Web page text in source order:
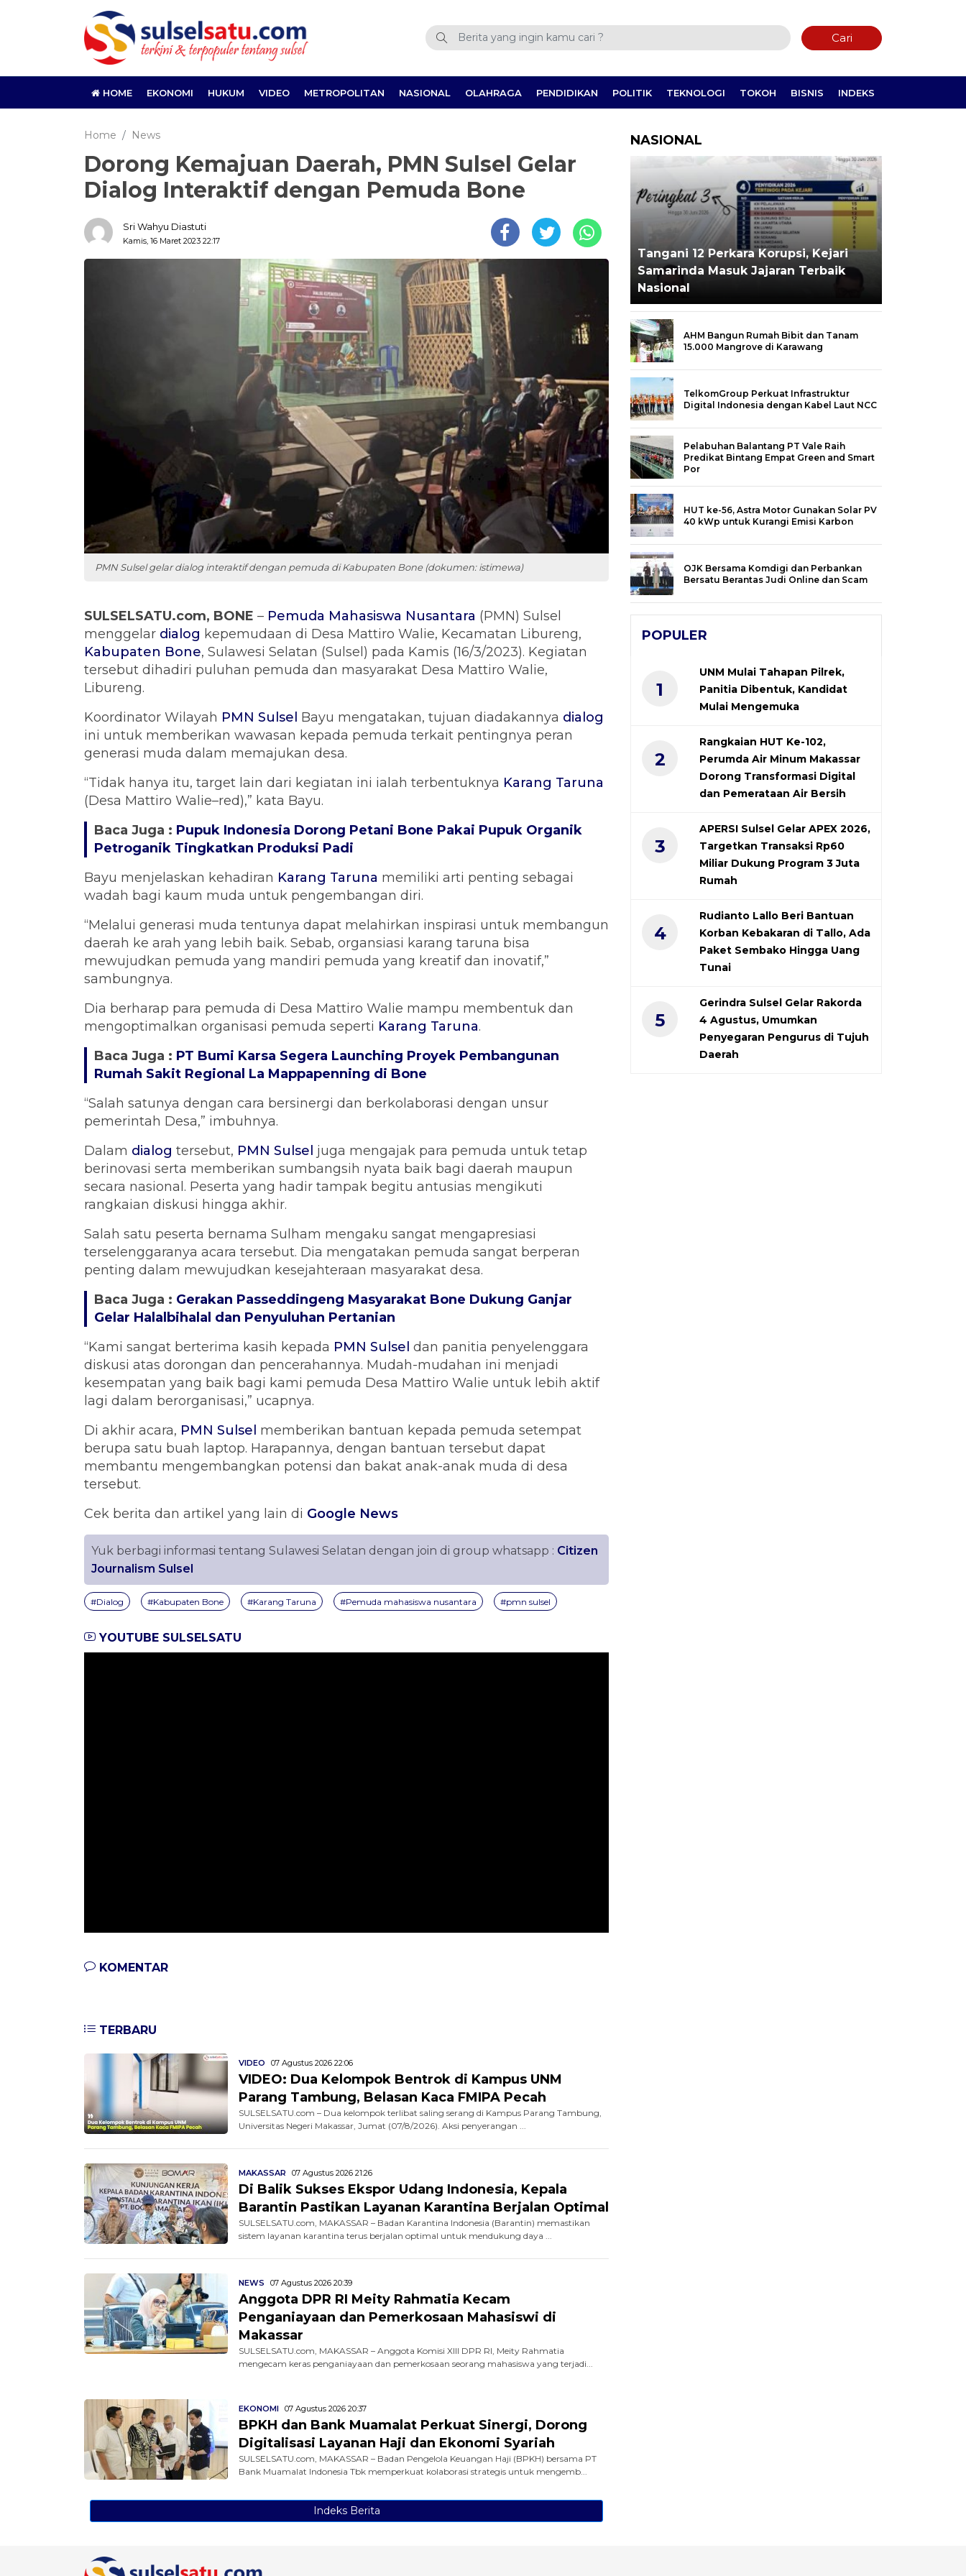
Cari
HOME EKONOMI HUKUM VIDEO METROPOLITAN NASIONAL OLAHRAGA PENDIDIKAN POLITIK TEKNOLOGI TOKOH BISNIS INDEKS
Home News
Dorong Kemajuan Daerah, PMN Sulsel Gelar
Dialog Interaktif dengan Pemuda Bone
Sri Wahyu Diastuti
Kamis, 16 Maret 2023 22:17
PMN Sulsel gelar dialog interaktif dengan pemuda di Kabupaten Bone (dokumen: istimewa)
SULSELSATU.com, BONE – Pemuda Mahasiswa Nusantara (PMN) Sulsel
menggelar dialog kepemudaan di Desa Mattiro Walie, Kecamatan Libureng,
Kabupaten Bone, Sulawesi Selatan (Sulsel) pada Kamis (16/3/2023). Kegiatan
tersebut dihadiri puluhan pemuda dan masyarakat Desa Mattiro Walie,
Libureng.
Koordinator Wilayah PMN Sulsel Bayu mengatakan, tujuan diadakannya dialog
ini untuk memberikan wawasan kepada pemuda terkait pentingnya peran
generasi muda dalam memajukan desa.
“Tidak hanya itu, target lain dari kegiatan ini ialah terbentuknya Karang Taruna
(Desa Mattiro Walie–red),” kata Bayu.
Baca Juga : Pupuk Indonesia Dorong Petani Bone Pakai Pupuk Organik
Petroganik Tingkatkan Produksi Padi
Bayu menjelaskan kehadiran Karang Taruna memiliki arti penting sebagai
wadah bagi kaum muda untuk pengembangan diri.
“Melalui generasi muda tentunya dapat melahirkan inspirasi untuk membangun
daerah ke arah yang lebih baik. Sebab, organsiasi karang taruna bisa
mewujudkan pemuda yang mandiri pemuda yang kreatif dan inovatif,”
sambungnya.
Dia berharap para pemuda di Desa Mattiro Walie mampu membentuk dan
mengoptimalkan organisasi pemuda seperti Karang Taruna.
Baca Juga : PT Bumi Karsa Segera Launching Proyek Pembangunan
Rumah Sakit Regional La Mappapenning di Bone
“Salah satunya dengan cara bersinergi dan berkolaborasi dengan unsur
pemerintah Desa,” imbuhnya.
Dalam dialog tersebut, PMN Sulsel juga mengajak para pemuda untuk tetap
berinovasi serta memberikan sumbangsih nyata baik bagi daerah maupun
secara nasional. Peserta yang hadir tampak begitu antusias mengikuti
rangkaian diskusi hingga akhir.
Salah satu peserta bernama Sulham mengaku sangat mengapresiasi
terselenggaranya acara tersebut. Dia mengatakan pemuda sangat berperan
penting dalam mewujudkan kesejahteraan masyarakat desa.
Baca Juga : Gerakan Passeddingeng Masyarakat Bone Dukung Ganjar
Gelar Halalbihalal dan Penyuluhan Pertanian
“Kami sangat berterima kasih kepada PMN Sulsel dan panitia penyelenggara
diskusi atas dorongan dan pencerahannya. Mudah-mudahan ini menjadi
kesempatan yang baik bagi kami pemuda Desa Mattiro Walie untuk lebih aktif
lagi dalam berorganisasi,” ucapnya.
Di akhir acara, PMN Sulsel memberikan bantuan kepada pemuda setempat
berupa satu buah laptop. Harapannya, dengan bantuan tersebut dapat
membantu mengembangkan potensi dan bakat anak-anak muda di desa
tersebut.
Cek berita dan artikel yang lain di Google News
Yuk berbagi informasi tentang Sulawesi Selatan dengan join di group whatsapp : Citizen
Journalism Sulsel
#Dialog #Kabupaten Bone #Karang Taruna #Pemuda mahasiswa nusantara #pmn sulsel
YOUTUBE SULSELSATU
KOMENTAR
TERBARU
VIDEO 07 Agustus 2026 22:06
VIDEO: Dua Kelompok Bentrok di Kampus UNM
Parang Tambung, Belasan Kaca FMIPA Pecah
SULSELSATU.com – Dua kelompok terlibat saling serang di Kampus Parang Tambung,
Universitas Negeri Makassar, Jumat (07/8/2026). Aksi penyerangan ...
MAKASSAR 07 Agustus 2026 21:26
Di Balik Sukses Ekspor Udang Indonesia, Kepala
Barantin Pastikan Layanan Karantina Berjalan Optimal
SULSELSATU.com, MAKASSAR – Badan Karantina Indonesia (Barantin) memastikan
sistem layanan karantina terus berjalan optimal untuk mendukung daya ...
NEWS 07 Agustus 2026 20:39
Anggota DPR RI Meity Rahmatia Kecam
Penganiayaan dan Pemerkosaan Mahasiswi di
Makassar
SULSELSATU.com, MAKASSAR – Anggota Komisi XIII DPR RI, Meity Rahmatia
mengecam keras penganiayaan dan pemerkosaan seorang mahasiswa yang terjadi...
EKONOMI 07 Agustus 2026 20:37
BPKH dan Bank Muamalat Perkuat Sinergi, Dorong
Digitalisasi Layanan Haji dan Ekonomi Syariah
SULSELSATU.com, MAKASSAR – Badan Pengelola Keuangan Haji (BPKH) bersama PT
Bank Muamalat Indonesia Tbk memperkuat kolaborasi strategis untuk mengemb...
Indeks Berita
NASIONAL
Tangani 12 Perkara Korupsi, Kejari
Samarinda Masuk Jajaran Terbaik
Nasional
AHM Bangun Rumah Bibit dan Tanam
15.000 Mangrove di Karawang
TelkomGroup Perkuat Infrastruktur
Digital Indonesia dengan Kabel Laut NCC
Pelabuhan Balantang PT Vale Raih
Predikat Bintang Empat Green and Smart
Por
HUT ke-56, Astra Motor Gunakan Solar PV
40 kWp untuk Kurangi Emisi Karbon
OJK Bersama Komdigi dan Perbankan
Bersatu Berantas Judi Online dan Scam
POPULER
1
UNM Mulai Tahapan Pilrek,
Panitia Dibentuk, Kandidat
Mulai Mengemuka
2
Rangkaian HUT Ke-102,
Perumda Air Minum Makassar
Dorong Transformasi Digital
dan Pemerataan Air Bersih
3
APERSI Sulsel Gelar APEX 2026,
Targetkan Transaksi Rp60
Miliar Dukung Program 3 Juta
Rumah
4
Rudianto Lallo Beri Bantuan
Korban Kebakaran di Tallo, Ada
Paket Sembako Hingga Uang
Tunai
5
Gerindra Sulsel Gelar Rakorda
4 Agustus, Umumkan
Penyegaran Pengurus di Tujuh
Daerah